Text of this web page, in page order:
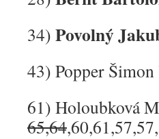
34) Povolný
43) Popper
61) Holoubková
65,64